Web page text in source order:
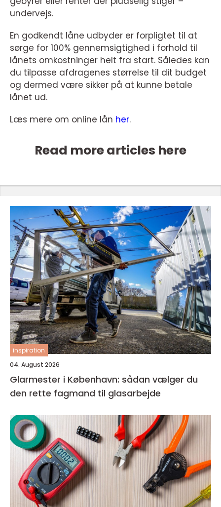
undervejs.
En godkendt låne udbyder er forpligtet til at
sørge for 100% gennemsigtighed i forhold til
lånets omkostninger helt fra start. Således kan
du tilpasse afdragenes størrelse til dit budget
og dermed være sikker på at kunne betale
lånet ud.
Læs mere om online lån her.
Read more articles here
inspiration
04. August 2026
Glarmester i København: sådan vælger du
den rette fagmand til glasarbejde